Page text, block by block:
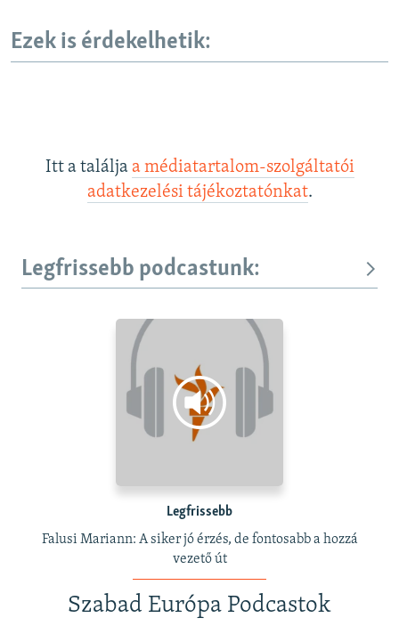
Ezek is érdekelhetik:
Itt a találja a médiatartalom-szolgáltatói
adatkezelési tájékoztatónkat.
Legfrissebb podcastunk:
Legfrissebb
Falusi Mariann: A siker jó érzés, de fontosabb a hozzá
vezető út
Szabad Európa Podcastok